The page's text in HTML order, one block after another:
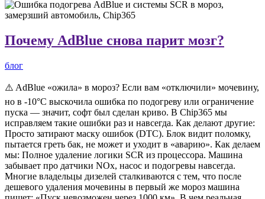
Почему AdBlue снова парит мозг?
блог
⚠️ AdBlue «ожила» в мороз? Если вам «отключили» мочевину,
но в -10°C выскочила ошибка по подогреву или ограничение
пуска — значит, софт был сделан криво. В Chip365 мы
исправляем такие ошибки раз и навсегда. Как делают другие:
Просто затирают маску ошибок (DTC). Блок видит поломку,
пытается греть бак, не может и уходит в «аварию». Как делаем
мы: Полное удаление логики SCR из процессора. Машина
забывает про датчики NOx, насос и подогревы навсегда.
Многие владельцы дизелей сталкиваются с тем, что после
дешевого удаления мочевины в первый же мороз машина